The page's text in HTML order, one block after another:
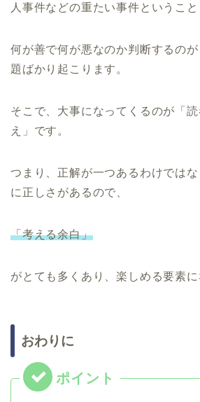
人事件などの重たい事件ということ
何が善で何が悪なのか判断するの
題ばかり起こります。
そこで、大事になってくるのが「
え」です。
つまり、正解が一つあるわけでは
に正しさがあるので、
「考える余白」
がとても多くあり、楽しめる要素に
おわりに